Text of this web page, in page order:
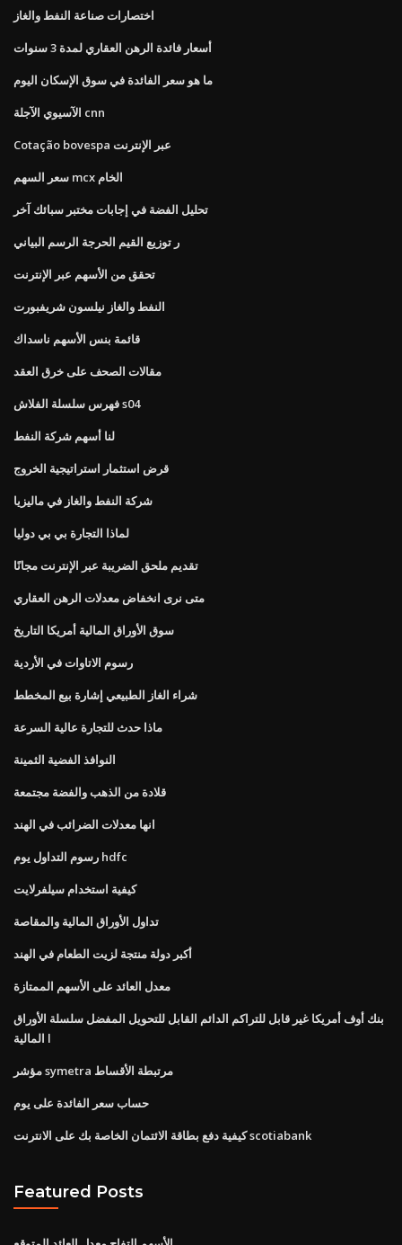
اختصارات صناعة النفط والغاز
أسعار فائدة الرهن العقاري لمدة 3 سنوات
ما هو سعر الفائدة في سوق الإسكان اليوم
الآسيوي الآجلة cnn
Cotação bovespa عبر الإنترنت
سعر السهم mcx الخام
تحليل الفضة في إجابات مختبر سبائك آخر
ر توزيع القيم الحرجة الرسم البياني
تحقق من الأسهم عبر الإنترنت
النفط والغاز نيلسون شريفبورت
قائمة بنس الأسهم ناسداك
مقالات الصحف على خرق العقد
فهرس سلسلة الفلاش s04
لنا أسهم شركة النفط
قرض استثمار استراتيجية الخروج
شركة النفط والغاز في ماليزيا
لماذا التجارة بي بي دوليا
تقديم ملحق الضريبة عبر الإنترنت مجانًا
متى نرى انخفاض معدلات الرهن العقاري
سوق الأوراق المالية أمريكا التاريخ
رسوم الاتاوات في الأردية
شراء الغاز الطبيعي إشارة بيع المخطط
ماذا حدث للتجارة عالية السرعة
النوافذ الفضية الثمينة
قلادة من الذهب والفضة مجتمعة
انها معدلات الضرائب في الهند
رسوم التداول يوم hdfc
كيفية استخدام سيلفرلايت
تداول الأوراق المالية والمقاصة
أكبر دولة منتجة لزيت الطعام في الهند
معدل العائد على الأسهم الممتازة
بنك أوف أمريكا غير قابل للتراكم الدائم القابل للتحويل المفضل سلسلة الأوراق
المالية l
مؤشر symetra مرتبطة الأقساط
حساب سعر الفائدة على يوم
كيفية دفع بطاقة الائتمان الخاصة بك على الانترنت scotiabank
Featured Posts